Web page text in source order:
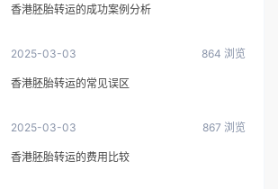
香港胚胎转运的成功案例分析
2025-03-03 864 浏览
香港胚胎转运的常见误区
2025-03-03 867 浏览
香港胚胎转运的费用比较